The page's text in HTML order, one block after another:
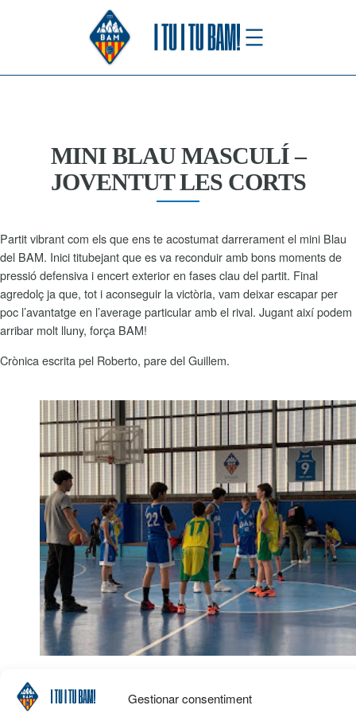
Gestionar consentiment
MINI BLAU MASCULÍ –
JOVENTUT LES CORTS
Partit vibrant com els que ens te acostumat darrerament el mini Blau
del BAM. Inici titubejant que es va reconduir amb bons moments de
pressió defensiva i encert exterior en fases clau del partit. Final
agredolç ja que, tot i aconseguir la victòria, vam deixar escapar per
poc l’avantatge en l’average particular amb el rival. Jugant així podem
arribar molt lluny, força BAM!
Crònica escrita pel Roberto, pare del Guillem.